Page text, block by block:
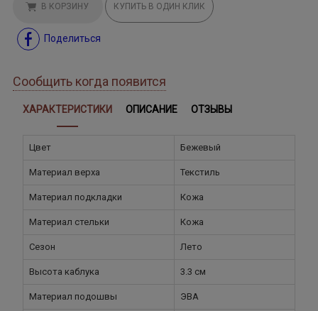
В КОРЗИНУ КУПИТЬ В ОДИН КЛИК
Поделиться
Сообщить когда появится
ХАРАКТЕРИСТИКИ ОПИСАНИЕ ОТЗЫВЫ
Цвет Бежевый
Материал верха Текстиль
Материал подкладки Кожа
Материал стельки Кожа
Сезон Лето
Высота каблука 3.3 см
Материал подошвы ЭВА